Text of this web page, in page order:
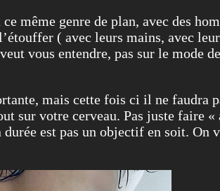
même genre de plan, avec des
( avec leurs mains, avec
vous entendre, pas sur le mode
mais cette fois ci il ne faudra
sur votre cerveau. Pas juste faire «
est pas un objectif en soit. On